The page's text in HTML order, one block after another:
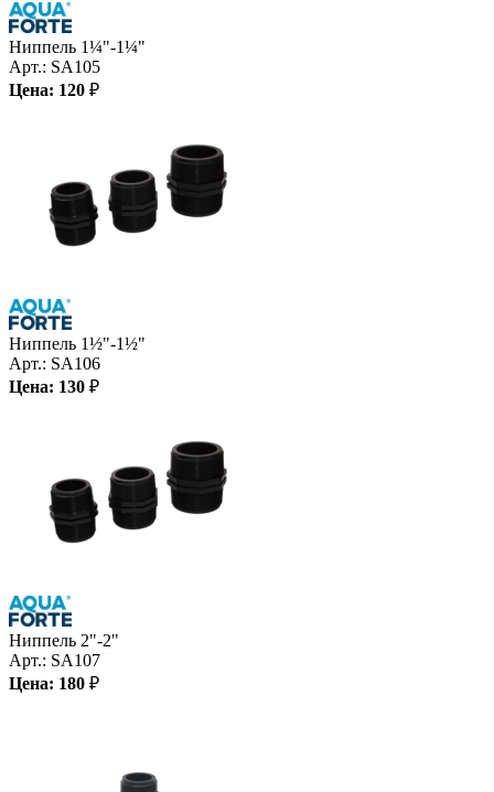
Ниппель 1¼"-1¼"
Арт.: SA105
Цена: 120 ₽
Ниппель 1½"-1½"
Арт.: SA106
Цена: 130 ₽
Ниппель 2"-2"
Арт.: SA107
Цена: 180 ₽